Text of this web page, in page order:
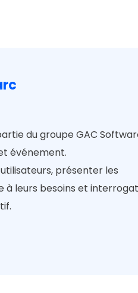
du groupe GAC
événement.
présenter les
à leurs besoins et